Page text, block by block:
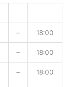
– 18:00
– 18:00
– 18:00